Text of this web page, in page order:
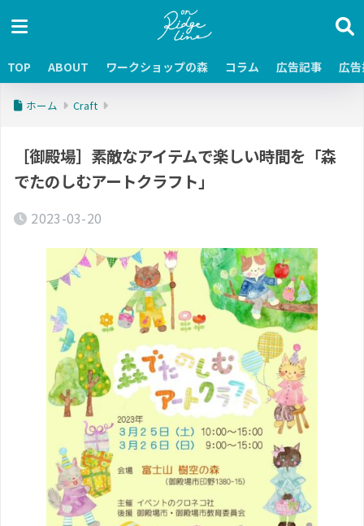
TOP ABOUT ワークショップの森 コラム 広告記事 広
ホーム Craft
［御殿場］素敵なアイテムで楽しい時間を「森
でたのしむアートクラフト」
2023-03-20